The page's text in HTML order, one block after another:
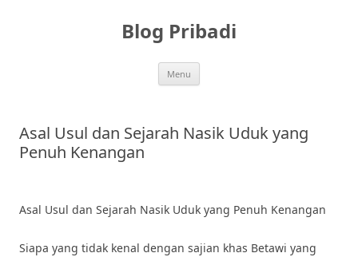
Blog Pribadi
Menu
Asal Usul dan Sejarah Nasik Uduk yang
Penuh Kenangan
Asal Usul dan Sejarah Nasik Uduk yang Penuh Kenangan
Siapa yang tidak kenal dengan sajian khas Betawi yang